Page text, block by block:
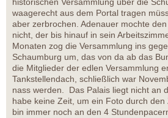
waagerecht aus dem Portal tragen
aber zerbrochen. Adenauer mochte
nicht, der bis hinauf in sein
Monaten zog die Versammlung ins
Schaumburg um, das von da ab das
die Mitglieder der edlen Versammlung
Tankstellendach, schließlich war
nass werden. Das Palais liegt nicht an
habe keine Zeit, um ein Foto durch
bin immer noch an den 4